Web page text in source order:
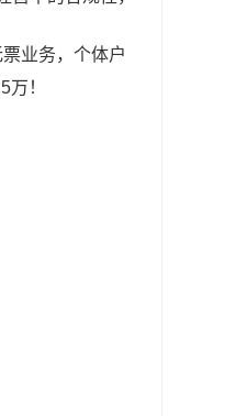
业务，个体户
！